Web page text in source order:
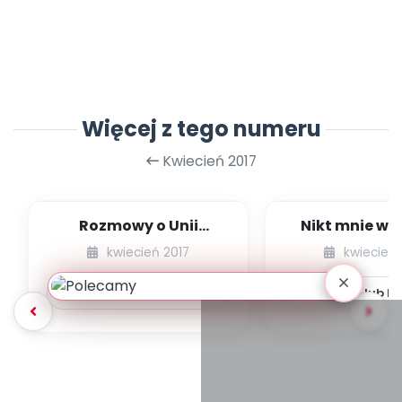
Więcej z tego numeru
Kwiecień 2017
Rozmowy o Unii
Europejskiej -
opowiadanie
kwiecień 2017
Pobierz lub kup
Nikt mnie
zobaczy -kwiecień
Pobierz lub